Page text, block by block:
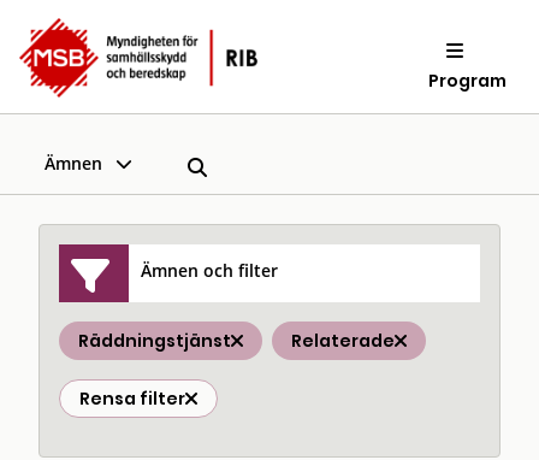
Program
Ämnen
Ämnen och filter
Räddningstjänst Relaterade
Rensa filter